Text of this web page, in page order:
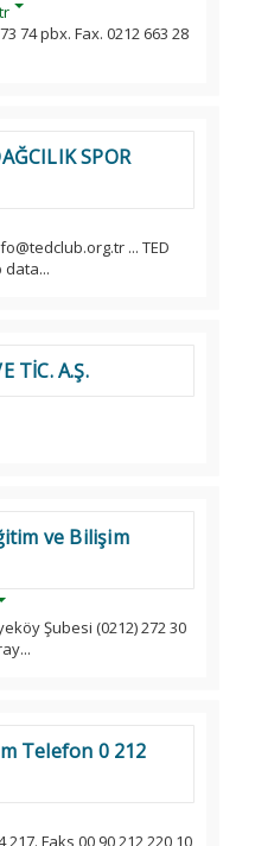
74 pbx. Fax. 0212 663 28
SPOR
... TED
data...
TİC. A.Ş.
ve Bilişim
Şubesi (0212) 272 30
Telefon 0 212
Faks 00 90 212 220 10